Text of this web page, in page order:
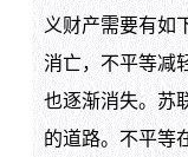
义财产需要有如
消亡，不平等减
也逐渐消失。苏
的道路。不平等